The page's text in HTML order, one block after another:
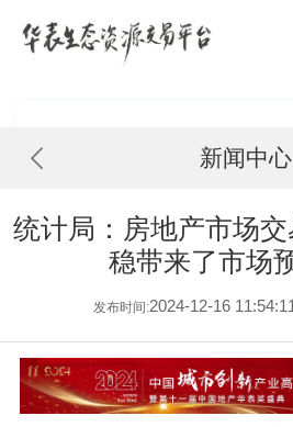
新闻中心
统计局：房地产市场
稳带来了市场
发布时间:2024-12-16